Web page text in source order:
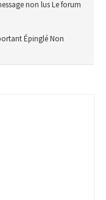
non lusLe forum
ÉpingléNon